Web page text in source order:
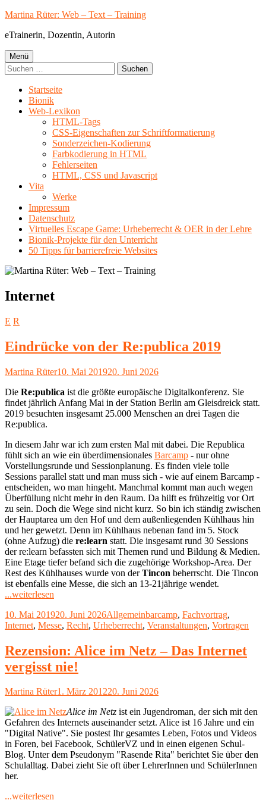
Springe
Inhalt
Martina Rüter: Web – Text – Training
eTrainerin, Dozentin, Autorin
Primäres
Menü
Menü
Suchen
nach:
Startseite
Bionik
Web-Lexikon
HTML-Tags
CSS-Eigenschaften zur Schriftformatierung
Sonderzeichen-Kodierung
Farbkodierung in HTML
Fehlerseiten
HTML, CSS und Javascript
Vita
Werke
Impressum
Datenschutz
Virtuelles Escape Game: Urheberrecht & OER in der Lehre
Bionik-Projekte für den Unterricht
50 Tipps für barrierefreie Websites
Schlagwort:
Internet
E R
Eindrücke von der Re:publica 2019
Autor
Martina RüterVeröffentlicht
10. Mai 201920. Juni 2026
Die Re:publica ist die größte europäische Digitalkonferenz. Sie
findet jährlich Anfang Mai in der Station Berlin am Gleisdreick statt.
2019 besuchten insgesamt 25.000 Menschen an drei Tagen die
Re:publica.
In diesem Jahr war ich zum ersten Mal mit dabei. Die Republica
fühlt sich an wie ein überdimensionales Barcamp - nur ohne
Vorstellungsrunde und Sessionplanung. Es finden viele tolle
Sessions parallel statt und man muss sich - wie auf einem Barcamp -
entscheiden, wo man hingeht. Manchmal kommt man auch wegen
Überfüllung nicht mehr in den Raum. Da hilft es frühzeitig vor Ort
zu sein. Doch die Wege sind nicht kurz. So bin ich ständig zwischen
der Hauptarea um den Hof und dem außenliegenden Kühlhaus hin
und her gewetzt. Denn im Kühlhaus nebenan fand im 5. Stock
(ohne Aufzug) die re:learn statt. Die insgesamt rund 30 Sessions
der re:learn befassten sich mit Themen rund und Bildung & Medien.
Eine Etage tiefer befand sich die zugehörige Workshop-Area. Der
Rest des Kühlhauses wurde von derTincon beherrscht. Die Tincon
ist ebenfalls eine Messe, die sich an 13-21jährige wendet.
...weiterlesen
der
Re:publica
Veröffentlicht
am
10. Mai 201920. Juni 2026Kategorien
AllgemeinSchlagwörter
barcamp, Fachvortrag,
Internet, Messe, Recht, Urheberrecht, Veranstaltungen, Vortragen
Rezension: Alice im Netz – Das Internet
vergisst nie!
Autor
Martina RüterVeröffentlicht
1. März 201220. Juni 2026
Alice im Netz ist ein Jugendroman, der sich mit den
Gefahren des Internets auseinander setzt. Alice ist 16 Jahre und ein
"Digital Native". Sie postest Ihr gesamtes Leben, Fotos und Videos
in Foren, bei Facebook, SchülerVZ und in einen eigenen Schul-
Blog. Unter dem Pseudonym "Rasende Rita" berichtet Sie über den
Schulalltag. Dabei zieht Sie oft über LehrerInnen und SchülerInnen
her.
...weiterlesen